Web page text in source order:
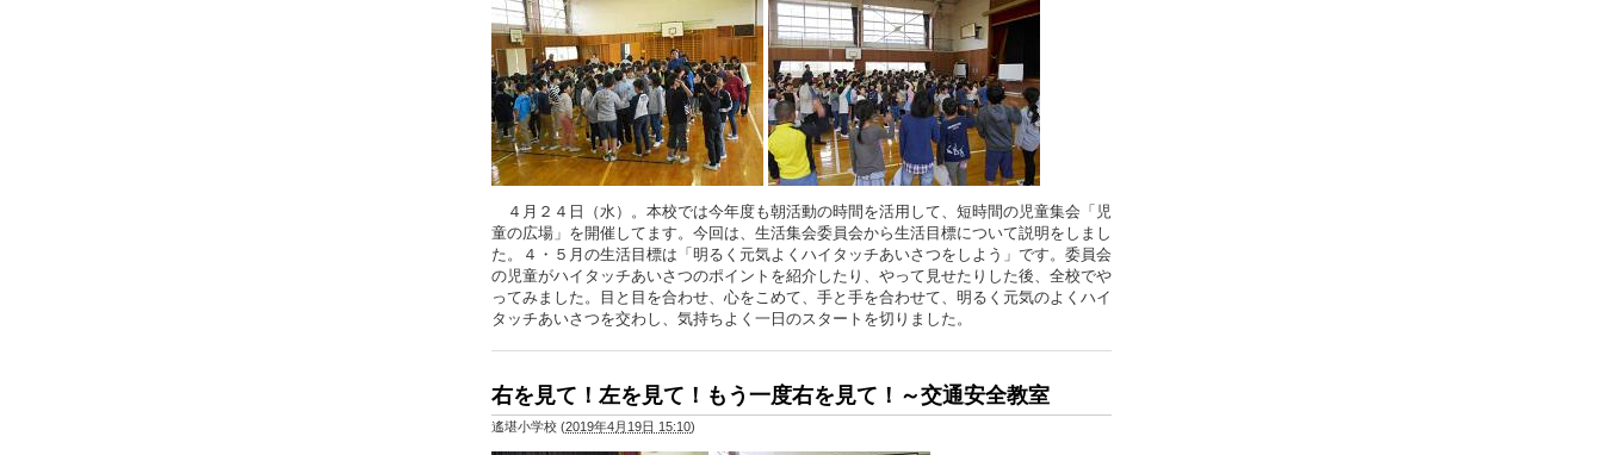
４月２４日（水）。本校では今年度も朝活動の時間を活用して、短時間の児童集会「児
童の広場」を開催してます。今回は、生活集会委員会から生活目標について説明をしまし
た。４・５月の生活目標は「明るく元気よくハイタッチあいさつをしよう」です。委員会
の児童がハイタッチあいさつのポイントを紹介したり、やって見せたりした後、全校でや
ってみました。目と目を合わせ、心をこめて、手と手を合わせて、明るく元気のよくハイ
タッチあいさつを交わし、気持ちよく一日のスタートを切りました。
右を見て！左を見て！もう一度右を見て！～交通安全教室
遙堪小学校 (2019年4月19日 15:10)